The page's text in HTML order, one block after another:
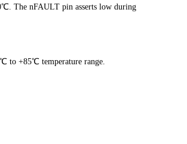
The nFAULT pin asserts low during
to +85℃ temperature range.